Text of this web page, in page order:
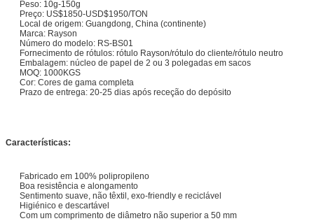
Peso: 10g-150g
Preço: US$1850-USD$1950/TON
Local de origem: Guangdong, China (continente)
Marca: Rayson
Número do modelo: RS-BS01
Fornecimento de rótulos: rótulo Rayson/rótulo do cliente/rótulo neutro
Embalagem: núcleo de papel de 2 ou 3 polegadas em sacos
MOQ: 1000KGS
Cor: Cores de gama completa
Prazo de entrega: 20-25 dias após receção do depósito
Características:
Fabricado em 100% polipropileno
Boa resistência e alongamento
Sentimento suave, não têxtil, exo-friendly e reciclável
Higiénico e descartável
Com um comprimento de diâmetro não superior a 50 mm